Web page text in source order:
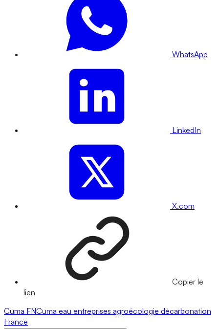
WhatsApp
LinkedIn
X.com
Copier le
lien
Cuma FNCuma eau entreprises agroécologie décarbonation
France